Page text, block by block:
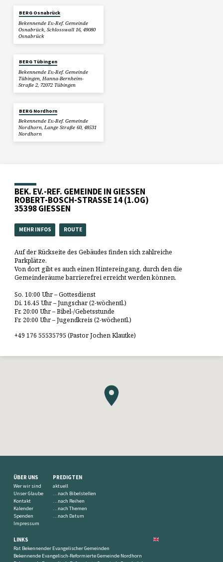
BERG Osnabrück
Bekennende Ev.-Ref. Gemeinde
Osnabrück, Schlosswall 16, 49080
Osnabrück
BERG Tübingen
Bekennende Ev.-Ref. Gemeinde
Tübingen, Hanna-Bernheim-
Straße 2, 72072 Tübingen
BERG Nordhorn
Bekennende Ev.-Ref. Gemeinde
Nordhorn, Lange Straße 60, 48531
Nordhorn
BEK. EV.-REF. GEMEINDE IN GIESSEN
ROBERT-BOSCH-STRASSE 14 (1.OG)
35398 GIESSEN
MEHR INFOS ROUTE
Auf der Rückseite des Gebäudes finden sich zahlreiche
Parkplätze.
Von dort gibt es auch einen Hintereingang, durch den die
Gemeinderäume barrierefrei erreicht werden können.
So. 10:00 Uhr – Gottesdienst
Di. 16.45 Uhr – Jungschar (2-wöchentl.)
Fr. 20:00 Uhr – Bibel-/Gebetsstunde
Fr. 20:00 Uhr – Jugendkreis (2-wöchentl.)
+49 176 55535795 (Pastor Jochen Klautke)
ÜBER UNS
Wer wir sind
Unser Glaube
Kontakt
Kalender
Spenden
Impressum
PREDIGTEN
aktuell
…nach Bibelstellen
…nach Reihen
…nach Themen
…nach Datum
LINKS
Rat Bekennender Evangelischer Gemeinden
Bekennende Evangelisch-Reformierte Gemeinde Nordhorn